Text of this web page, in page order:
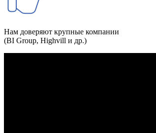
Нам доверяют крупные компании
(BI Group, Highvill и др.)